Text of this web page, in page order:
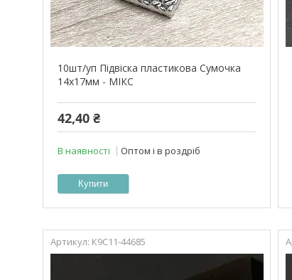
10шт/уп Підвіска пластикова Сумочка
14х17мм - МІКС
42,40 ₴
В наявності Оптом і в роздріб
Купити
К9С11-44685